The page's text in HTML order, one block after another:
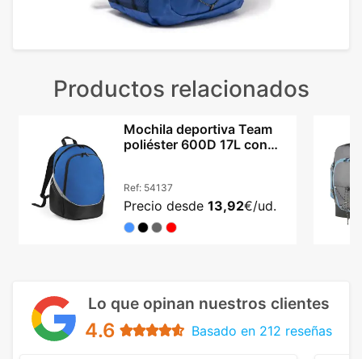
Productos relacionados
Mochila deportiva Team
poliéster 600D 17L con
Ref: 54137
Precio desde 13,92€/ud.
Lo que opinan nuestros clientes
4.6 Basado en 212 reseñas